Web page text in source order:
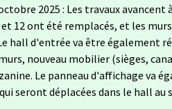
2025 : Les travaux
et 12 ont été remplacés, et les
hall d'entrée va être également
nouveau mobilier (sièges,
Le panneau d'affichage va
seront déplacées dans le hall au